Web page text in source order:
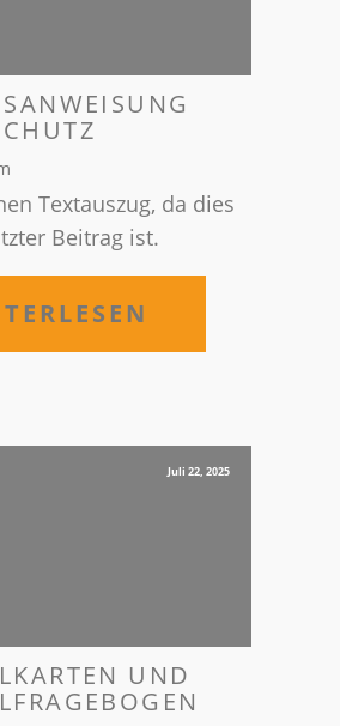
Textauszug, da dies
Beitrag ist.
Juli 22, 2025
UND